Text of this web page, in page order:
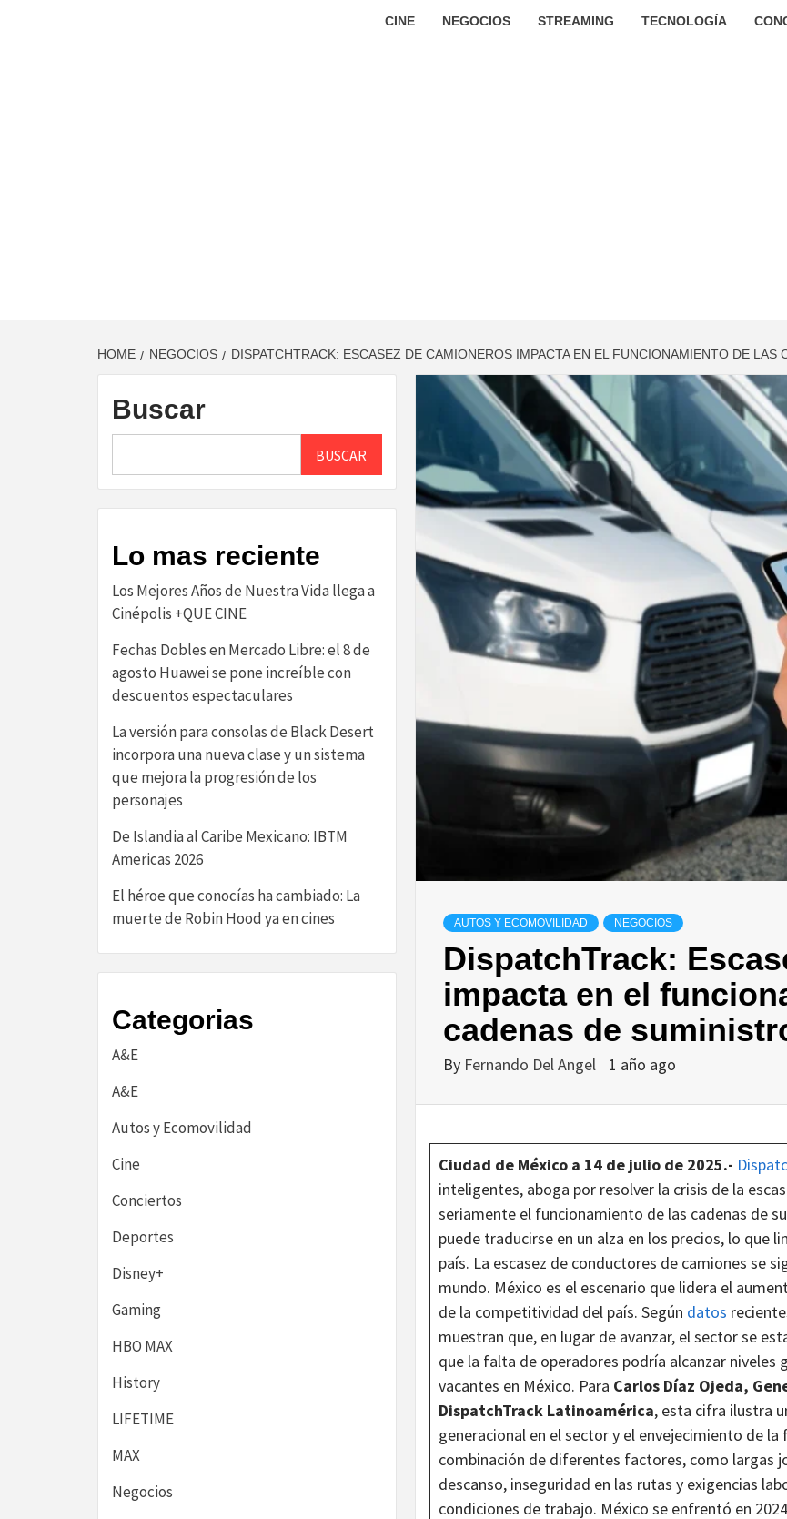
CINE NEGOCIOS STREAMING TECNOLOGÍA
HOME NEGOCIOS DISPATCHTRACK: ESCASEZ DE CAMIONEROS IMPACTA EN EL FUNCIONAMIENTO DE LAS
AUTOS Y ECOMOVILIDAD NEGOCIOS
DispatchTrack:
impacta en el
cadenas de
By Fernando Del Angel 1 año ago
Ciudad de México a 14 de julio de 2025.-
inteligentes, aboga por resolver la crisis de la
seriamente el funcionamiento de las cadenas de
puede traducirse en un alza en los precios, lo que
país. La escasez de conductores de camiones se
mundo. México es el escenario que lidera el
de la competitividad del país. Según datos
muestran que, en lugar de avanzar, el sector se
que la falta de operadores podría alcanzar niveles
vacantes en México. Para Carlos Díaz Ojeda,
DispatchTrack Latinoamérica, esta cifra ilustra
generacional en el sector y el envejecimiento de
combinación de diferentes factores, como largas
descanso, inseguridad en las rutas y exigencias
condiciones de trabajo. México se enfrentó en
Buscar
BUSCAR
Lo mas reciente
Los Mejores Años de Nuestra Vida llega a
Cinépolis +QUE CINE
Fechas Dobles en Mercado Libre: el 8 de
agosto Huawei se pone increíble con
descuentos espectaculares
La versión para consolas de Black Desert
incorpora una nueva clase y un sistema
que mejora la progresión de los
personajes
De Islandia al Caribe Mexicano: IBTM
Americas 2026
El héroe que conocías ha cambiado: La
muerte de Robin Hood ya en cines
Categorias
A&E
A&E
Autos y Ecomovilidad
Cine
Conciertos
Deportes
Disney+
Gaming
HBO MAX
History
LIFETIME
MAX
Negocios